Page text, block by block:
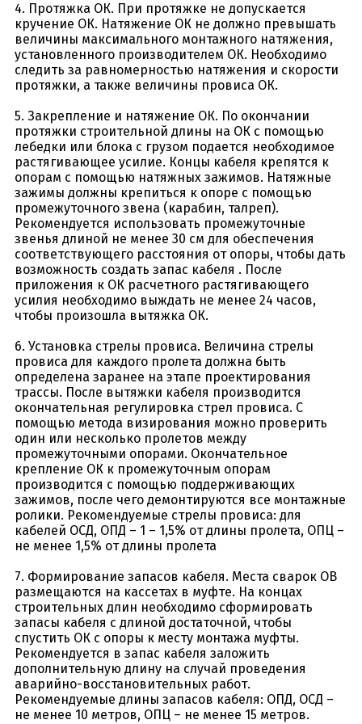
4. Протяжка ОК. При протяжке не допускается
кручение ОК. Натяжение ОК не должно превышать
величины максимального монтажного натяжения,
установленного производителем ОК. Необходимо
следить за равномерностью натяжения и скорости
протяжки, а также величины провиса ОК.
5. Закрепление и натяжение ОК. По окончании
протяжки строительной длины на ОК с помощью
лебедки или блока с грузом подается необходимое
растягивающее усилие. Концы кабеля крепятся к
опорам с помощью натяжных зажимов. Натяжные
зажимы должны крепиться к опоре с помощью
промежуточного звена (карабин, талреп).
Рекомендуется использовать промежуточные
звенья длиной не менее 30 см для обеспечения
соответствующего расстояния от опоры, чтобы дать
возможность создать запас кабеля . После
приложения к ОК расчетного растягивающего
усилия необходимо выждать не менее 24 часов,
чтобы произошла вытяжка ОК.
6. Установка стрелы провиса. Величина стрелы
провиса для каждого пролета должна быть
определена заранее на этапе проектирования
трассы. После вытяжки кабеля производится
окончательная регулировка стрел провиса. С
помощью метода визирования можно проверить
один или несколько пролетов между
промежуточными опорами. Окончательное
крепление ОК к промежуточным опорам
производится с помощью поддерживающих
зажимов, после чего демонтируются все монтажные
ролики. Рекомендуемые стрелы провиса: для
кабелей ОСД, ОПД – 1 – 1,5% от длины пролета, ОПЦ –
не менее 1,5% от длины пролета
7. Формирование запасов кабеля. Места сварок ОВ
размещаются на кассетах в муфте. На концах
строительных длин необходимо сформировать
запасы кабеля с длиной достаточной, чтобы
спустить ОК с опоры к месту монтажа муфты.
Рекомендуется в запас кабеля заложить
дополнительную длину на случай проведения
аварийно-восстановительных работ.
Рекомендуемые длины запасов кабеля: ОПД, ОСД –
не менее 10 метров, ОПЦ – не менее 15 метров.